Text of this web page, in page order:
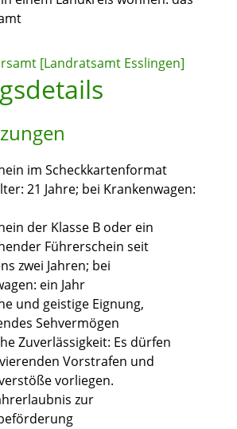
[Landratsamt Esslingen]
im Scheckkartenformat
21 Jahre; bei Krankenwagen:
der Klasse B oder ein
Führerschein seit
zwei Jahren; bei
ein Jahr
und geistige Eignung,
Sehvermögen
Zuverlässigkeit: Es dürfen
Vorstrafen und
vorliegen.
zur